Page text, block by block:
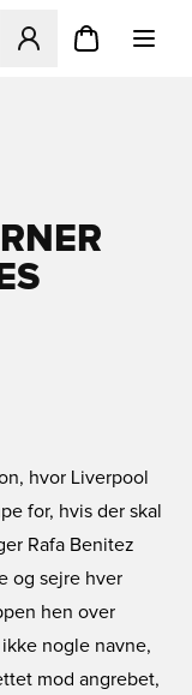
en Modal til at
hvor Liverpool
for, hvis der skal
Rafa Benitez
og sejre hver
hen over
nogle navne,
mod angrebet,